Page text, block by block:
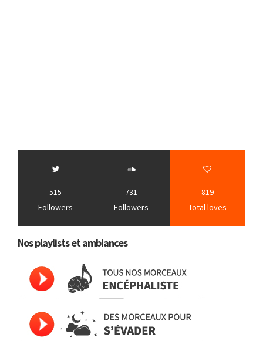
515
Followers
731
Followers
819
Total loves
Nos playlists et ambiances